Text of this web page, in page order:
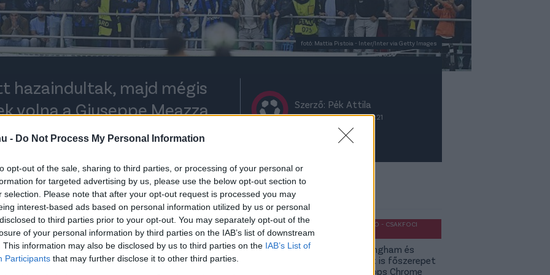
- Do Not Process My Personal Information
opt-out of the sale, sharing to third parties, or processing of your personal or
for targeted advertising by us, please use the below opt-out section to
selection. Please note that after your opt-out request is processed you may
interest-based ads based on personal information utilized by us or personal
to third parties prior to your opt-out. You may separately opt-out of the
of your personal information by third parties on the IAB’s list of downstream
This information may also be disclosed by us to third parties on the IAB’s List of
Participants that may further disclose it to other third parties.
fotó: Mattia Pistoia - Inter/Inter via Getty Images
hazaindultak, majd mégis
volna a Giuseppe Meazza
Szerző: Pék Attila
2025. május 7., szerda 9:21
kövess minket aCsakfociGoogle News oldalán is!
őrült mérkőzésen, hosszabbítás után 4-3-
összesítéssel bejutott a Bajnokok Ligája
vége előtt még a Barca
Ezeket ajánljuk
OLDALHÁLÓ - CSAKFOCI
Jude Bellingham és
Budapest is főszerepet
kap a Topps Chrome